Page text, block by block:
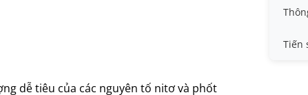
dễ tiêu của các nguyên tố nitơ và phốt
Tiến